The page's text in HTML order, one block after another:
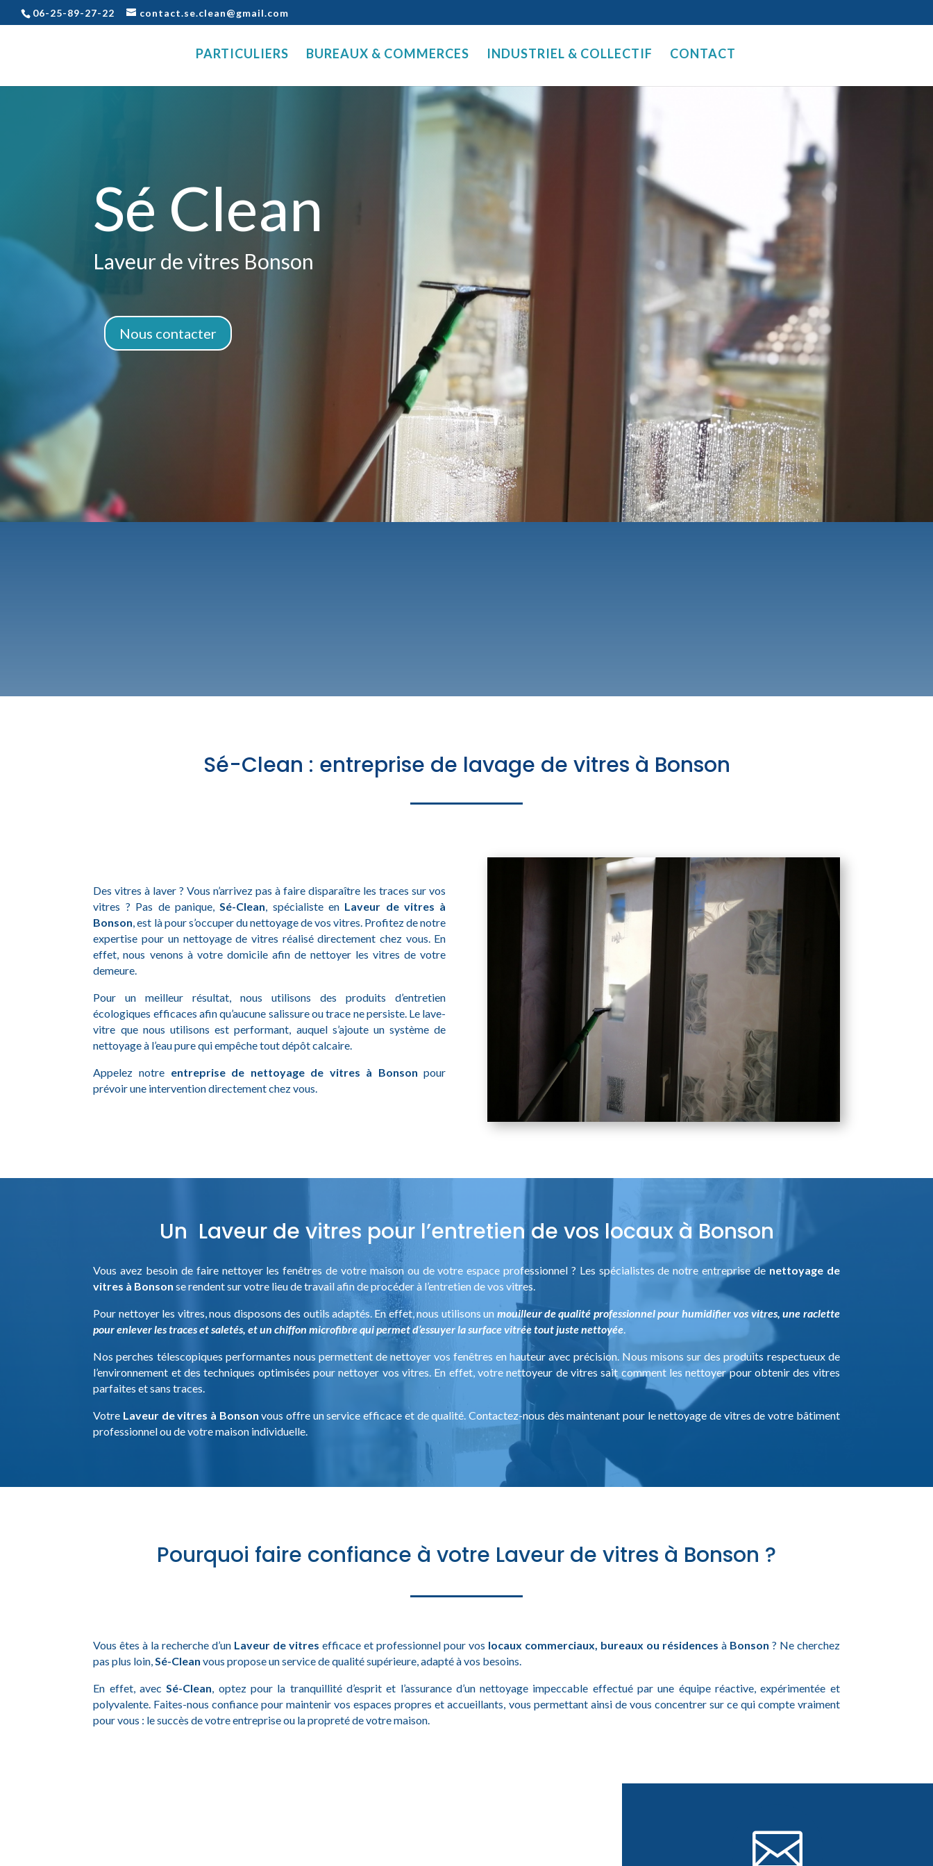
06-25-89-27-22 contact.se.clean@gmail.com
PARTICULIERS BUREAUX & COMMERCES INDUSTRIEL & COLLECTIF CONTACT
Sé Clean
Laveur de vitres Bonson
Nous contacter
Sé-Clean : entreprise de lavage de vitres à Bonson
Des vitres à laver ? Vous n’arrivez pas à faire disparaître les traces sur vos
vitres ? Pas de panique,Sé-Clean, spécialiste en Laveur de vitres à
Bonson, est là pour s’occuper du nettoyage de vos vitres. Profitez de notre
expertise pour un nettoyage de vitres réalisé directement chez vous. En
effet, nous venons à votre domicile afin de nettoyer les vitres de votre
demeure.
Pour un meilleur résultat, nous utilisons des produits d’entretien
écologiques efficaces afin qu’aucune salissure ou trace ne persiste. Le lave-
vitre que nous utilisons est performant, auquel s’ajoute un système de
nettoyage à l’eau pure qui empêche tout dépôt calcaire.
Appelez notre entreprise de nettoyage de vitres à Bonson pour
prévoir une intervention directement chez vous.
Un Laveur de vitres pour l’entretien de vos locaux à Bonson
Vous avez besoin de faire nettoyer les fenêtres de votre maison ou de votre espace professionnel ? Les spécialistes de notre entreprise de nettoyage de
vitres à Bonson se rendent sur votre lieu de travail afin de procéder à l’entretien de vos vitres.
Pour nettoyer les vitres, nous disposons des outils adaptés. En effet, nous utilisons un mouilleur de qualité professionnel pour humidifier vos vitres, une raclette
pour enlever les traces et saletés, et un chiffon microfibre qui permet d’essuyer la surface vitrée tout juste nettoyée
Nos perches télescopiques performantes nous permettent de nettoyer vos fenêtres en hauteur avec précision. Nous misons sur des produits respectueux de
l’environnement et des techniques optimisées pour nettoyer vos vitres. En effet, votre nettoyeur de vitres sait comment les nettoyer pour obtenir des vitres
parfaites et sans traces.
Votre Laveur de vitres à Bonson vous offre un service efficace et de qualité. Contactez-nous dès maintenant pour le nettoyage de vitres de votre bâtiment
professionnel ou de votre maison individuelle.
Pourquoi faire confiance à votre Laveur de vitres à Bonson ?
Vous êtes à la recherche d’un Laveur de vitres efficace et professionnel pour vos locaux commerciaux, bureaux ou résidences à Bonson ? Ne cherchez
pas plus loin, Sé-Clean vous propose un service de qualité supérieure, adapté à vos besoins.
En effet, avec Sé-Clean , optez pour la tranquillité d’esprit et l’assurance d’un nettoyage impeccable effectué par une équipe réactive, expérimentée et
polyvalente. Faites-nous confiance pour maintenir vos espaces propres et accueillants, vous permettant ainsi de vous concentrer sur ce qui compte vraiment
pour vous : le succès de votre entreprise ou la propreté de votre maison.
